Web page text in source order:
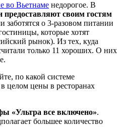
во Вьетнаме недорогое. В
предоставляют своим гостям
заботятся о 3-разовом питании
которые хотят
рынок). Из тех, куда
только 11 хороших. О них
по какой системе
целом цены в ресторанах
«Ультра все включено».
большее количество